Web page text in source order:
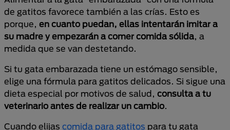
de gatitos favorece también a las crías. Esto es
porque, en cuanto puedan, ellas intentarán imitar a
su madre y empezarán a comer comida sólida, a
medida que se van destetando.
Si tu gata embarazada tiene un estómago sensible,
elige una fórmula para gatitos delicados. Si sigue una
dieta especial por motivos de salud, consulta a tu
veterinario antes de realizar un cambio.
Cuando elijas comida para gatitos para tu gata